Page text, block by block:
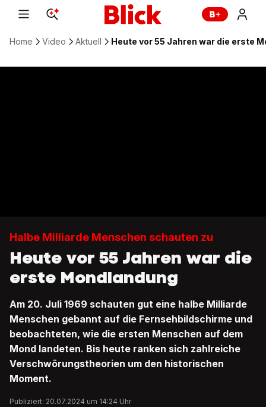
Home Video Aktuell Heute vor 55 Jahren war die erste
Halbe Milliarde Menschen schauten zu
Heute vor 55 Jahren war die
erste Mondlandung
Am 20. Juli 1969 schauten gut eine halbe Milliarde
Menschen gebannt auf die Fernsehbildschirme und
beobachteten, wie die ersten Menschen auf dem
Mond landeten. Bis heute ranken sich zahlreiche
Verschwörungstheorien um den historischen
Moment.
Publiziert: 20.07.2024 um 14:24 Uhr